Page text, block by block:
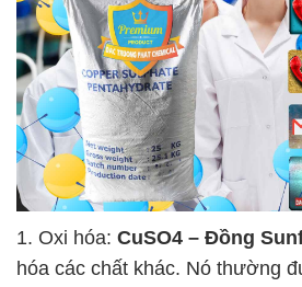
1. Oxi hóa: CuSO4 – Đồng
hóa các chất khác. Nó thường